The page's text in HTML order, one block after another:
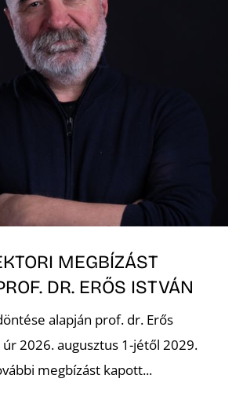
MEGBÍZÁST
DR. ERŐS ISTVÁN
alapján prof. dr. Erős
2026. augusztus 1-jétől 2029.
megbízást kapott...